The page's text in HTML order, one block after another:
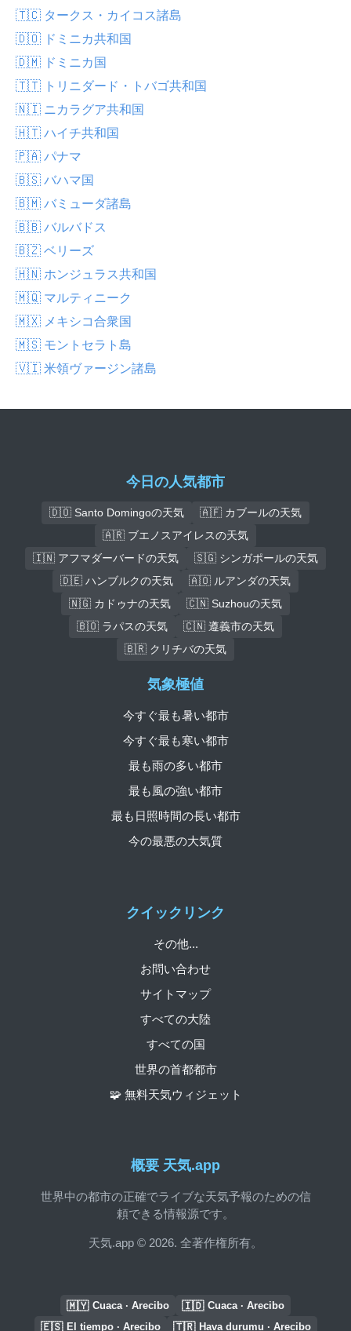
🇹🇨 タークス・カイコス諸島
🇩🇴 ドミニカ共和国
🇩🇲 ドミニカ国
🇹🇹 トリニダード・トバゴ共和国
🇳🇮 ニカラグア共和国
🇭🇹 ハイチ共和国
🇵🇦 パナマ
🇧🇸 バハマ国
🇧🇲 バミューダ諸島
🇧🇧 バルバドス
🇧🇿 ベリーズ
🇭🇳 ホンジュラス共和国
🇲🇶 マルティニーク
🇲🇽 メキシコ合衆国
🇲🇸 モントセラト島
🇻🇮 米領ヴァージン諸島
今日の人気都市
🇩🇴 Santo Domingoの天気
🇦🇫 カブールの天気
🇦🇷 ブエノスアイレスの天気
🇮🇳 アフマダーバードの天気
🇸🇬 シンガポールの天気
🇩🇪 ハンブルクの天気
🇦🇴 ルアンダの天気
🇳🇬 カドゥナの天気
🇨🇳 Suzhouの天気
🇧🇴 ラパスの天気
🇨🇳 遵義市の天気
🇧🇷 クリチバの天気
概要 天気.app
世界中の都市の正確でライブな天気予報のための信
頼できる情報源です。
天気.app © 2026. 全著作権所有。
クイックリンク
その他...
お問い合わせ
サイトマップ
すべての大陸
すべての国
世界の首都都市
🧩 無料天気ウィジェット
気象極値
今すぐ最も暑い都市
今すぐ最も寒い都市
最も雨の多い都市
最も風の強い都市
最も日照時間の長い都市
今の最悪の大気質
🇲🇾 Cuaca · Arecibo 🇮🇩 Cuaca · Arecibo
🇪🇸 El tiempo · Arecibo 🇹🇷 Hava durumu · Arecibo